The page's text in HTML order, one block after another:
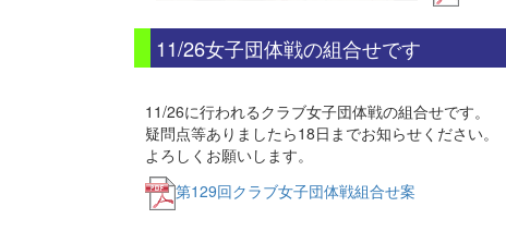
11/26女子団体戦の組合せです
11/26に行われるクラブ女子団体戦の組合せです。
疑問点等ありましたら18日までお知らせください。
よろしくお願いします。
第129回クラブ女子団体戦組合せ案